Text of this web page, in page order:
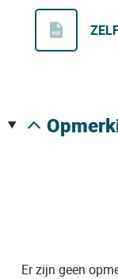
Er zijn geen